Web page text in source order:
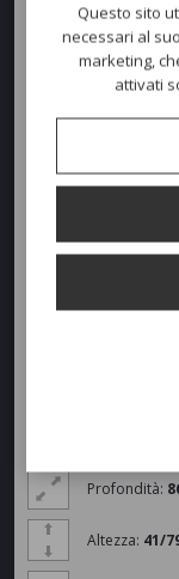
La famiglia Ria si
superficie.
L'intreccio è
pressofuso e
Ria Soft ultra
La cuscineria è
Profondità:
Altezza: 41/
Questo sito
necessari al
marketing,
attivati